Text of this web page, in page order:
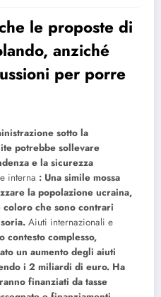
le proposte di
anziché
per porre
sotto la
potrebbe sollevare
e la sicurezza
interna : Una simile mossa
la popolazione ucraina,
che sono contrari
Aiuti internazionali e
contesto complesso,
un aumento degli aiuti
i 2 miliardi di euro. Ha
finanziati da tasse